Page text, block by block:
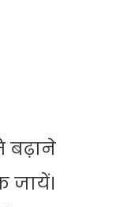
बढ़ाने
जायें।